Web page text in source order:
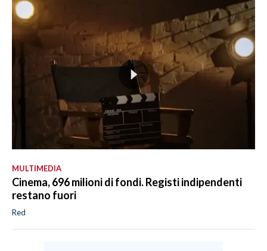
MULTIMEDIA
Cinema, 696 milioni di fondi. Registi indipendenti
restano fuori
Red